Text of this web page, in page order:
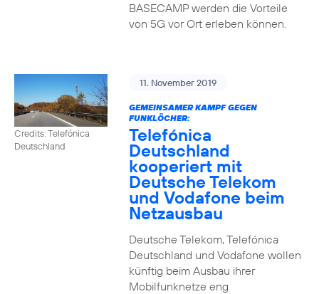
BASECAMP werden die Vorteile
von 5G vor Ort erleben können.
Credits: Telefónica
Deutschland
11. November 2019
GEMEINSAMER KAMPF GEGEN
FUNKLÖCHER:
Telefónica
Deutschland
kooperiert mit
Deutsche Telekom
und Vodafone beim
Netzausbau
Deutsche Telekom, Telefónica
Deutschland und Vodafone wollen
künftig beim Ausbau ihrer
Mobilfunknetze eng